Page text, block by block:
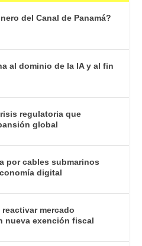
del Canal de Panamá?
al dominio de la IA y al fin
regulatoria que
global
por cables submarinos
digital
mercado
nueva exención fiscal